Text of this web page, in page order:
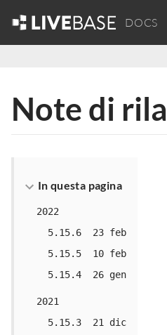
DOCS
Note di
In questa pagina
2022
5.15.6 23 feb
5.15.5 10 feb
5.15.4 26 gen
2021
5.15.3 21 dic